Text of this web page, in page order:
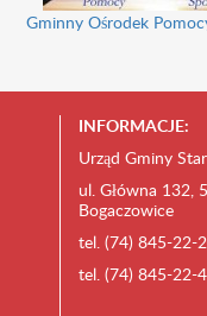
Gminny Ośrodek
INFORMACJE:
Urząd Gminy
ul. Główna 132,
Bogaczowice
tel. (74) 845-22-
tel. (74) 845-22-